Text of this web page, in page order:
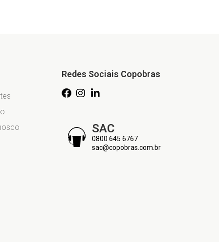
Redes Sociais Copobras
SAC
0800 645 6767
sac@copobras.com.br